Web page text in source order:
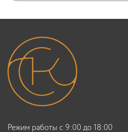
Режим работы с 9:00 до 18:00